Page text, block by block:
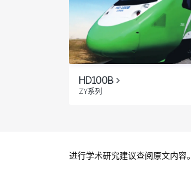
HD100B
ZY系列
进行学术研究建议查阅原文内容。